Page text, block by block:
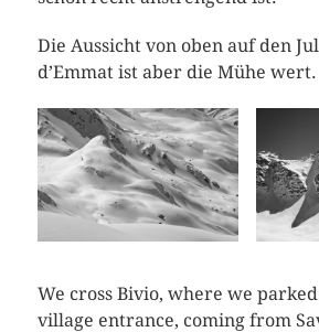
Die Aussicht von oben auf den
d’Emmat ist aber die Mühe wert.
We cross Bivio, where we
village entrance, coming from